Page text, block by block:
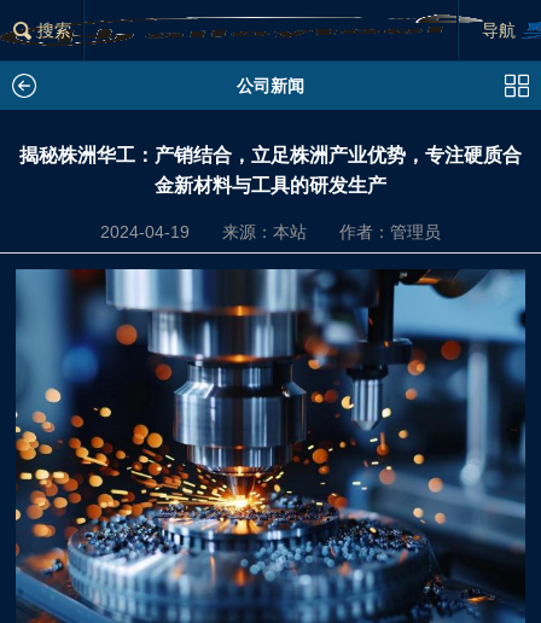
搜索 导航
公司新闻
揭秘株洲华工：产销结合，立足株洲产业优势，专注硬质合
金新材料与工具的研发生产
2024-04-19 来源：本站 作者：管理员
分类列表
×